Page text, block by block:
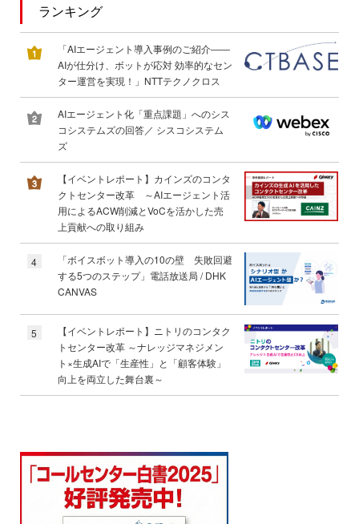
ランキング
「AIエージェント導入事例のご紹介――
AIが仕分け、ボットが応対 効率的なセン
ター運営を実現！」NTTテクノクロス
AIエージェント化「重点課題」へのシス
コシステムズの回答／ シスコシステム
ズ
【イベントレポート】カインズのコンタ
クトセンター改革 ～AIエージェント活
用によるACW削減とVoCを活かした売
上貢献への取り組み
4
「ボイスボット導入の10の壁 失敗回避
する5つのステップ」電話放送局 / DHK
CANVAS
5
【イベントレポート】ニトリのコンタク
トセンター改革 ～ナレッジマネジメン
ト×生成AIで「生産性」と「顧客体験」
向上を両立した舞台裏～